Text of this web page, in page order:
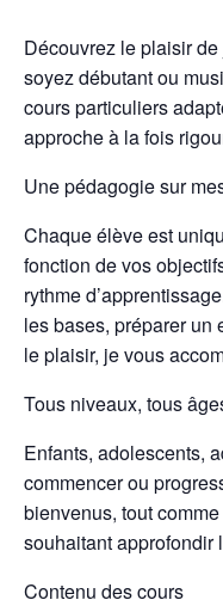
Découvrez le plaisir
soyez débutant ou
cours particuliers
approche à la fois
Une pédagogie sur
Chaque élève est
fonction de vos
rythme
les bases, préparer un
le plaisir, je vous
Tous niveaux, tous
Enfants, adolescents,
commencer ou
bienvenus, tout
souhaitant approfondir
Contenu des cours